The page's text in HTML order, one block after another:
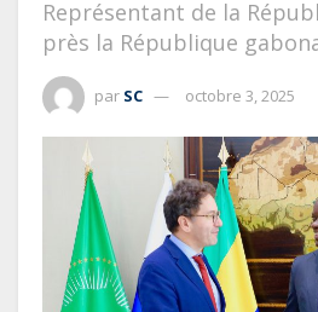
Représentant de la
près la République
par SC octobre 3, 2025